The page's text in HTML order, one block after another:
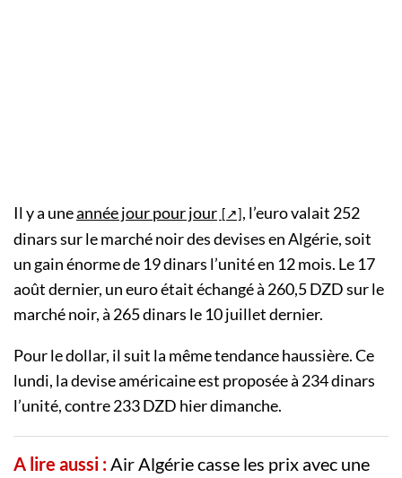
Il y a uneannée jour pour jour
, l’euro valait 252
dinars sur le marché noir des devises en Algérie, soit
un gain énorme de 19 dinars l’unité en 12 mois. Le 17
août dernier, un euro était échangé à 260,5 DZD sur le
marché noir, à 265 dinars le 10 juillet dernier.
Pour le dollar, il suit la même tendance haussière. Ce
lundi, la devise américaine est proposée à 234 dinars
l’unité, contre 233 DZD hier dimanche.
A lire aussi :Air Algérie casse les prix avec une